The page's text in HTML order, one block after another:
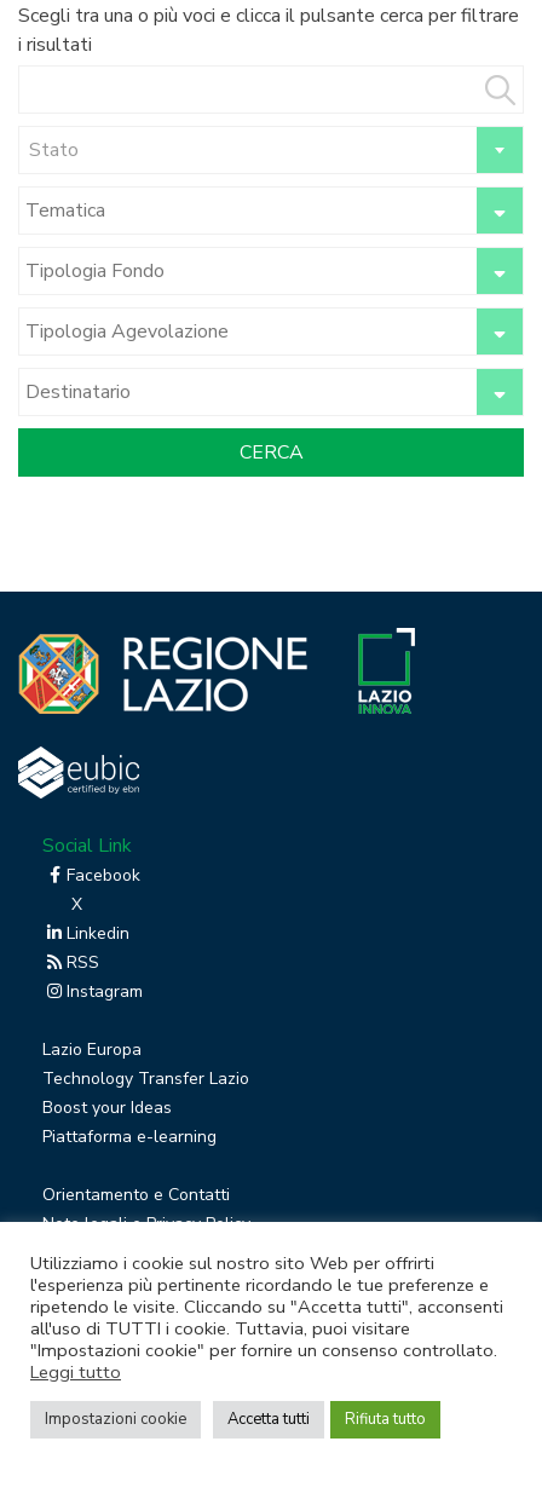
Scegli tra una o più voci e clicca il pulsante cerca per filtrare
i risultati
Stato
Social Link
Facebook
X
Linkedin
RSS
Instagram
Lazio Europa
Technology Transfer Lazio
Boost your Ideas
Piattaforma e-learning
Orientamento e Contatti
Note legali e Privacy Policy
Privacy Newsletter
Società trasparente
Whistleblowing
© Lazio Innova S.p.A. società soggetta a direzione e
coordinamento della Regione Lazio
Sede legale Via Marco Aurelio 26 A - 00184 Roma
Utilizziamo i cookie sul nostro sito Web per offrirti
l'esperienza più pertinente ricordando le tue preferenze e
ripetendo le visite. Cliccando su "Accetta tutti", acconsenti
all'uso di TUTTI i cookie. Tuttavia, puoi visitare
"Impostazioni cookie" per fornire un consenso controllato.
Leggi tutto
Impostazioni cookie Accetta tutti Rifiuta tutto